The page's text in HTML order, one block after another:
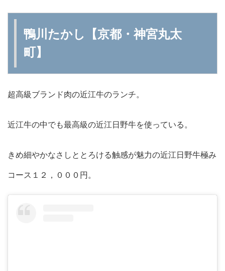
鴨川たかし【京都・神宮丸太
町】
超高級ブランド肉の近江牛のランチ。
近江牛の中でも最高級の近江日野牛を使っている。
きめ細やかなさしととろける触感が魅力の近江日野牛極み
コース１２，０００円。